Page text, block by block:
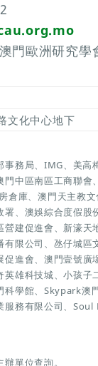
門歐洲研究學
文化中心地下
務局、IMG、美
中區南區工商聯
庫、澳門天主教
署、澳娛綜合度假
建促進會、新濠
限公司、氹仔城
促進會、澳門壹號
雄科技城、小孩
學館、Skypark澳
服務有限公司、
單位查詢。